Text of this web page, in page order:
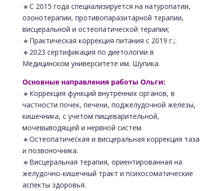
🔹С 2015 года специализируется на натуропатии,
озонотерапии, противопаразитарной терапии,
висцеральной и остеопатической терапии;
🔹Практическая коррекция питания с 2019 г.;.
🔹2023 сертификация по диетологии в
Медицинском университете им. Шупика.
Основные направления работы Ольги:
🔹Коррекция функций внутренних органов, в
частности почек, печени, поджелудочной железы,
кишечника, с учетом пищеварительной,
мочевыводящей и нервной систем.
🔹Остеопатическая и висцеральная коррекция таза
и позвоночника.
🔹Висцеральная терапия, ориентированная на
желудочно-кишечный тракт и психосоматические
аспекты здоровья.